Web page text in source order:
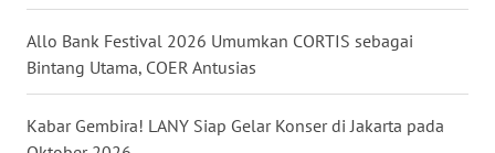
Allo Bank Festival 2026 Umumkan CORTIS sebagai
Bintang Utama, COER Antusias
Kabar Gembira! LANY Siap Gelar Konser di Jakarta pada
TAPANULI
SELATAN
WN
TANJUNG